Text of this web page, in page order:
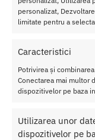
personalizat,
limitate pentru a
Caracteristici
Potrivirea și
Conectarea mai multor
dispozitivelor pe baza
Utilizarea unor
dispozitivelor pe
Material: silicon,
Rezistent la apa
Pentru o utilizare mai
calda si sapun.
toycleaner.